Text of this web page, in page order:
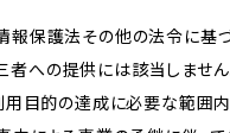
報保護法その他の法令に基
への提供には該当しません
利用目的の達成に必要な範